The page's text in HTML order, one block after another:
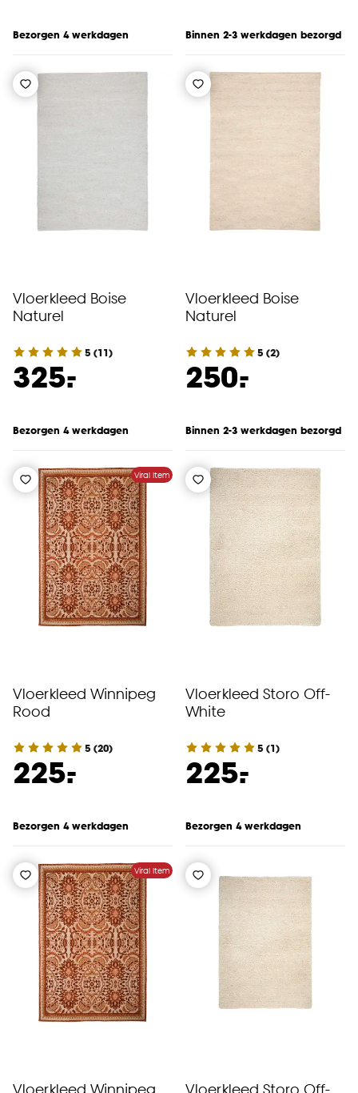
Bezorgen 4 werkdagen Binnen 2-3 werkdagen bezorgd
Vloerkleed Boise
Naturel
5 (11)
325.
-
Bezorgen 4 werkdagen
Vloerkleed Boise
Naturel
5 (2)
250.
-
Binnen 2-3 werkdagen bezorgd
Viral Item
Vloerkleed Winnipeg
Rood
5 (20)
225.
-
Bezorgen 4 werkdagen
Vloerkleed Storo Off-
White
5 (1)
225.
-
Bezorgen 4 werkdagen
Viral Item
Vloerkleed Winnipeg Vloerkleed Storo Off-